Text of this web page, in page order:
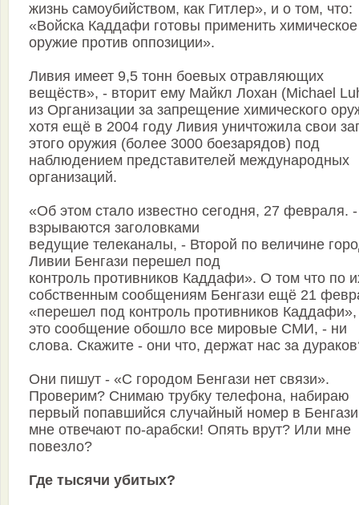
жизнь самоубийством, как Гитлер», и о том, что:
«Войска Каддафи готовы применить химическое
оружие против оппозиции».
Ливия имеет 9,5 тонн боевых отравляющих
вещёств», - вторит ему Майкл Лохан (Michael
из Организации за запрещение химического
хотя ещё в 2004 году Ливия уничтожила свои
этого оружия (более 3000 боезарядов) под
наблюдением представителей международных
организаций.
«Об этом стало известно сегодня, 27 февраля. -
взрываются заголовками
ведущие телеканалы, - Второй по величине
Ливии Бенгази перешел под
контроль противников Каддафи». О том что по
собственным сообщениям Бенгази ещё 21
«перешел под контроль противников
это сообщение обошло все мировые СМИ, - ни
слова. Скажите - они что, держат нас за
Они пишут - «С городом Бенгази нет связи».
Проверим? Снимаю трубку телефона, набираю
первый попавшийся случайный номер в
мне отвечают по-арабски! Опять врут? Или мне
повезло?
Где тысячи убитых?